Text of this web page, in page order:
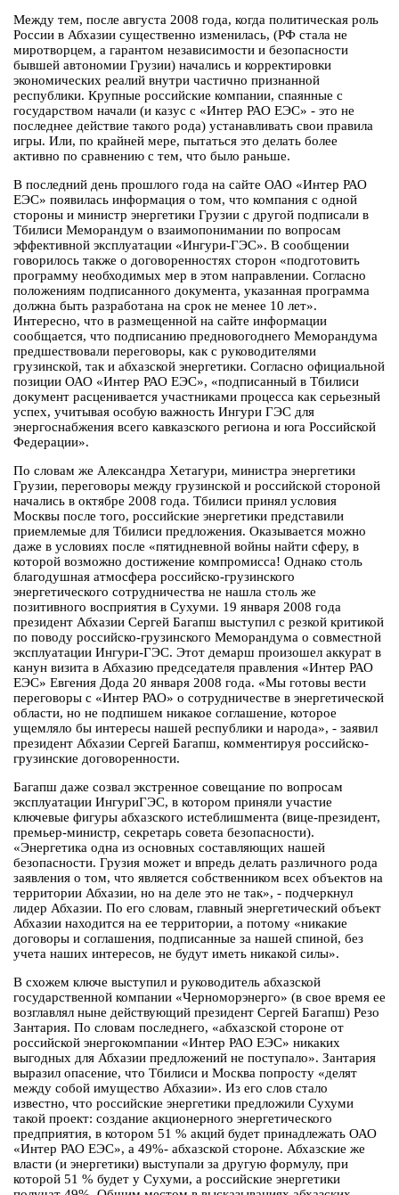
Между тем, после августа 2008 года, когда политическая роль
России в Абхазии существенно изменилась, (РФ стала не
миротворцем, а гарантом независимости и безопасности
бывшей автономии Грузии) начались и корректировки
экономических реалий внутри частично признанной
республики. Крупные российские компании, спаянные с
государством начали (и казус с «Интер РАО ЕЭС» - это не
последнее действие такого рода) устанавливать свои правила
игры. Или, по крайней мере, пытаться это делать более
активно по сравнению с тем, что было раньше.
В последний день прошлого года на сайте ОАО «Интер РАО
ЕЭС» появилась информация о том, что компания с одной
стороны и министр энергетики Грузии с другой подписали в
Тбилиси Меморандум о взаимопонимании по вопросам
эффективной эксплуатации «Ингури-ГЭС». В сообщении
говорилось также о договоренностях сторон «подготовить
программу необходимых мер в этом направлении. Согласно
положениям подписанного документа, указанная программа
должна быть разработана на срок не менее 10 лет».
Интересно, что в размещенной на сайте информации
сообщается, что подписанию предновогоднего Меморандума
предшествовали переговоры, как с руководителями
грузинской, так и абхазской энергетики. Согласно официальной
позиции ОАО «Интер РАО ЕЭС», «подписанный в Тбилиси
документ расценивается участниками процесса как серьезный
успех, учитывая особую важность Ингури ГЭС для
энергоснабжения всего кавказского региона и юга Российской
Федерации».
По словам же Александра Хетагури, министра энергетики
Грузии, переговоры между грузинской и российской стороной
начались в октябре 2008 года. Тбилиси принял условия
Москвы после того, российские энергетики представили
приемлемые для Тбилиси предложения. Оказывается можно
даже в условиях после «пятидневной войны найти сферу, в
которой возможно достижение компромисса! Однако столь
благодушная атмосфера российско-грузинского
энергетического сотрудничества не нашла столь же
позитивного восприятия в Сухуми. 19 января 2008 года
президент Абхазии Сергей Багапш выступил с резкой критикой
по поводу российско-грузинского Меморандума о совместной
эксплуатации Ингури-ГЭС. Этот демарш произошел аккурат в
канун визита в Абхазию председателя правления «Интер РАО
ЕЭС» Евгения Дода 20 января 2008 года. «Мы готовы вести
переговоры с «Интер РАО» о сотрудничестве в энергетической
области, но не подпишем никакое соглашение, которое
ущемляло бы интересы нашей республики и народа», - заявил
президент Абхазии Сергей Багапш, комментируя российско-
грузинские договоренности.
Багапш даже созвал экстренное совещание по вопросам
эксплуатации ИнгуриГЭС, в котором приняли участие
ключевые фигуры абхазского истеблишмента (вице-президент,
премьер-министр, секретарь совета безопасности).
«Энергетика одна из основных составляющих нашей
безопасности. Грузия может и впредь делать различного рода
заявления о том, что является собственником всех объектов на
территории Абхазии, но на деле это не так», - подчеркнул
лидер Абхазии. По его словам, главный энергетический объект
Абхазии находится на ее территории, а потому «никакие
договоры и соглашения, подписанные за нашей спиной, без
учета наших интересов, не будут иметь никакой силы».
В схожем ключе выступил и руководитель абхазской
государственной компании «Черноморэнерго» (в свое время ее
возглавлял ныне действующий президент Сергей Багапш) Резо
Зантария. По словам последнего, «абхазской стороне от
российской энергокомпании «Интер РАО ЕЭС» никаких
выгодных для Абхазии предложений не поступало». Зантария
выразил опасение, что Тбилиси и Москва попросту «делят
между собой имущество Абхазии». Из его слов стало
известно, что российские энергетики предложили Сухуми
такой проект: создание акционерного энергетического
предприятия, в котором 51 % акций будет принадлежать ОАО
«Интер РАО ЕЭС», а 49%- абхазской стороне. Абхазские же
власти (и энергетики) выступали за другую формулу, при
которой 51 % будет у Сухуми, а российские энергетики